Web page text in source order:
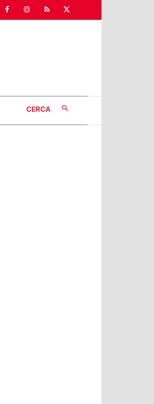
CERCA